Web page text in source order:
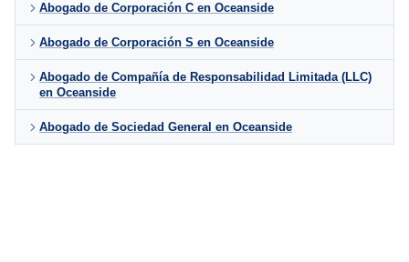
Abogado de Corporación C en Oceanside
Abogado de Corporación S en Oceanside
Abogado de Compañía de Responsabilidad Limitada (LLC)
en Oceanside
Abogado de Sociedad General en Oceanside